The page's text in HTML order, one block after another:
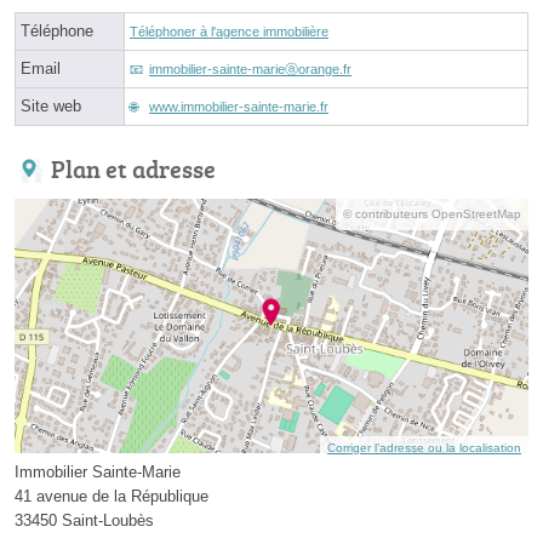
Téléphone Téléphoner à l'agence immobilière
Email immobilier-sainte-marieⓐorange.fr
Site web www.immobilier-sainte-marie.fr
Plan et adresse
© contributeurs OpenStreetMap
Corriger l’adresse ou la localisation
Immobilier Sainte-Marie
41 avenue de la République
33450 Saint-Loubès